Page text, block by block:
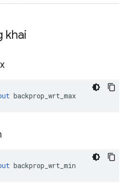
khai
backprop_wrt_max
backprop_wrt_min